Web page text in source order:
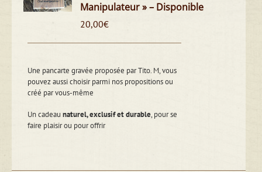
Manipulateur » – Disponible
20,00€
Une pancarte gravée proposée par Tito. M, vous
pouvez aussi choisir parmi nos propositions ou
créé par vous-même
Un cadeaunaturel, exclusif et durable, pour se
faire plaisir ou pour offrir